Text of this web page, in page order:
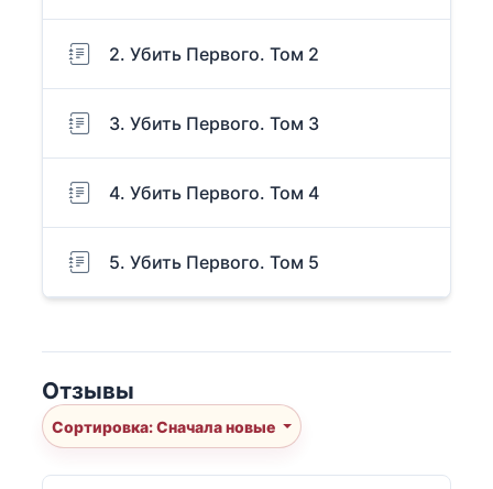
2. Убить Первого. Том 2
3. Убить Первого. Том 3
4. Убить Первого. Том 4
5. Убить Первого. Том 5
Отзывы
Сортировка: Сначала новые